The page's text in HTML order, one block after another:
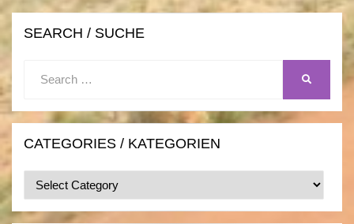
SEARCH / SUCHE
CATEGORIES / KATEGORIEN
Categories
/
Kategorien